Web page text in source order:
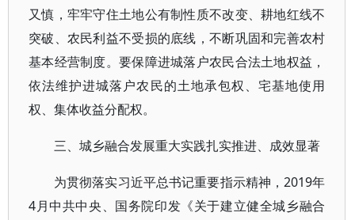
又慎，牢牢守住土地公有制性质不改变、耕地红线不
突破、农民利益不受损的底线，不断巩固和完善农村
基本经营制度。要保障进城落户农民合法土地权益，
依法维护进城落户农民的土地承包权、宅基地使用
权、集体收益分配权。
三、城乡融合发展重大实践扎实推进、成效显著
为贯彻落实习近平总书记重要指示精神，2019年
4月中共中央、国务院印发《关于建立健全城乡融合